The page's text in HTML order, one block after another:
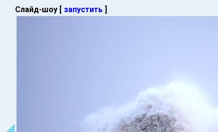
Слайд-шоу [ запустить ]